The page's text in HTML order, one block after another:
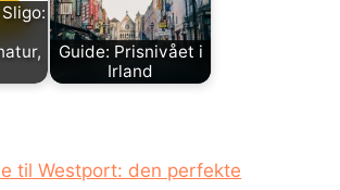
Guide: Prisnivået i
Irland
til Westport: den perfekte